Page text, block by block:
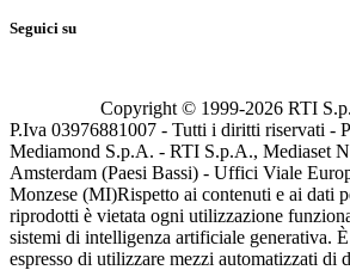
Seguici su
Copyright © 1999-2026 RTI
P.Iva 03976881007 - Tutti i diritti riservati -
Mediamond S.p.A. - RTI S.p.A., Mediaset
Amsterdam (Paesi Bassi) - Uffici Viale
Monzese (MI)Rispetto ai contenuti e ai dati
riprodotti è vietata ogni utilizzazione
sistemi di intelligenza artificiale generativa.
espresso di utilizzare mezzi automatizzati di